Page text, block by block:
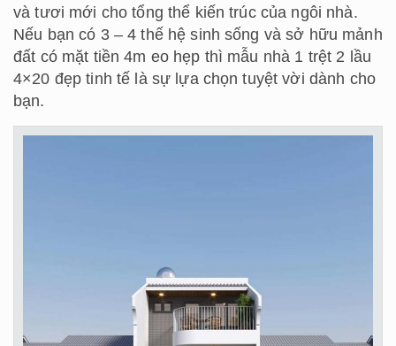
và tươi mới cho tổng thể kiến trúc của ngôi nhà.
Nếu bạn có 3 – 4 thế hệ sinh sống và sở hữu mảnh
đất có mặt tiền 4m eo hẹp thì mẫu nhà 1 trệt 2 lầu
4×20 đẹp tinh tế là sự lựa chọn tuyệt vời dành cho
bạn.